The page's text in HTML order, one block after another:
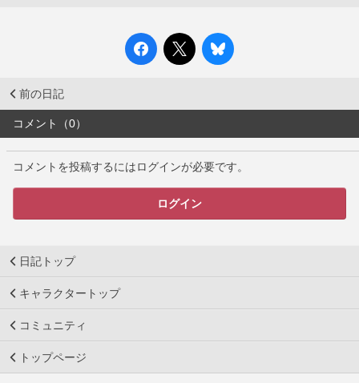
前の日記
コメント（0）
コメントを投稿するにはログインが必要です。
ログイン
日記トップ
キャラクタートップ
コミュニティ
トップページ